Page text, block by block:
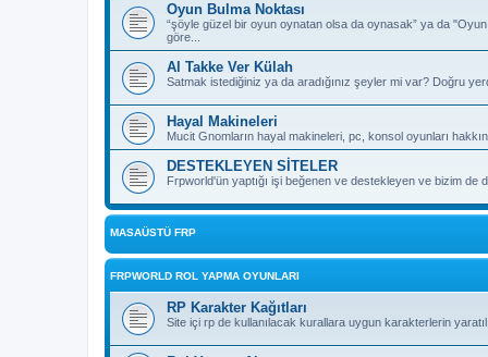
Oyun Bulma Noktası
“şöyle güzel bir oyun oynatan olsa da oynasak” ya da
göre...
Al Takke Ver Külah
Satmak istediğiniz ya da aradığınız şeyler mi var? Doğru
Hayal Makineleri
Mucit Gnomların hayal makineleri, pc, konsol oyunları
DESTEKLEYEN SİTELER
Frpworld'ün yaptığı işi beğenen ve destekleyen ve bizim de
MASAÜSTÜ FRP
FRPWORLD ROL YAPMA OYUNLARI
RP Karakter Kağıtları
Site içi rp de kullanılacak kurallara uygun karakterlerin